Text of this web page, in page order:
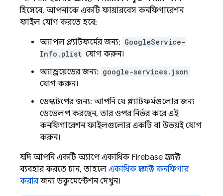
হিসেবে, আপনাকে একটি ফায়ারবেস কনফিগারেশন
ফাইল যোগ করতে হবে:
অ্যাপল প্ল্যাটফর্মের জন্য: GoogleService-
Info.plist যোগ করুন।
অ্যান্ড্রয়েডের জন্য: google-services.json
যোগ করুন।
ডেস্কটপের জন্য: আপনি যে প্ল্যাটফর্মগুলোর জন্য
ডেভেলপ করছেন, তার ওপর নির্ভর করে এই
কনফিগারেশন ফাইলগুলোর একটি বা উভয়ই যোগ
করুন।
যদি আপনি একটি অ্যাপে একাধিক Firebase প্রজেক্ট
ব্যবহার করতে চান, তাহলে একাধিক প্রজেক্ট কনফিগার
করারজন্য ডকুমেন্টেশন দেখুন।